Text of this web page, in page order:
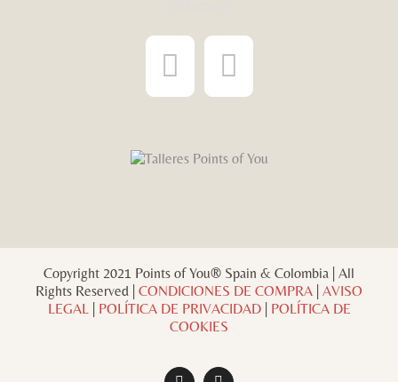
Copyright 2021 Points of You® Spain & Colombia | All
Rights Reserved | CONDICIONES DE COMPRA AVISO
LEGAL| POLÍTICA DE PRIVACIDAD| POLÍTICA DE
COOKIES